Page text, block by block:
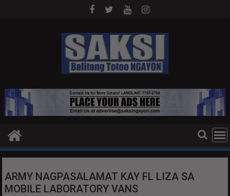
ARMY NAGPASALAMAT KAY FL LIZA SA
MOBILE LABORATORY VANS